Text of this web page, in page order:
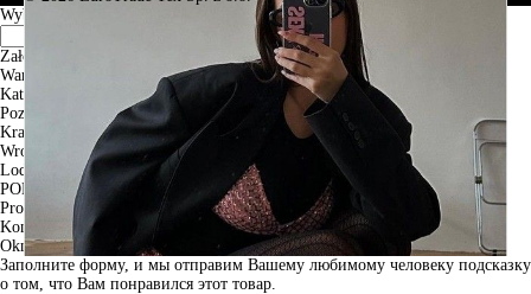
Wybierz miasta
Założenia
Warszawa
Katowice
Poznan
Krakow
Wroclaw
Lodz
PODGLĄD
Produkt w koszyku
Kontynuuj zakupy
ZAMÓWIENIE
Okno informacyjne
Заполните форму, и мы отправим Вашему любимому человеку подсказку
о том, что Вам понравился этот товар.